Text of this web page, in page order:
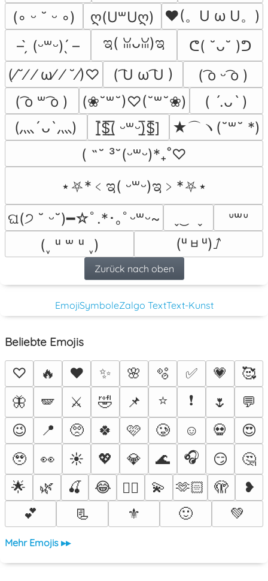
(◦ ᵕ ˘ ᵕ ◦)
ღ(U꒳Uღ)
♥(。U ω U。)
– ̗̀ (ᵕ꒳ᵕ) ̖́ –
ಇ( ꈍᴗꈍ)ಇ
ᕦ( ˘ᴗ˘ )ᕤ
(⁄˘⁄ ⁄ ω⁄ ⁄ ˘⁄)♡
( ͡U ω ͡U )
( ͡o ᵕ ͡o )
( ͡o ꒳ ͡o )
(❀˘꒳˘)♡(˘꒳˘❀)
( ˊ.ᴗˋ )
(灬´ᴗ`灬)
[̲̅$̲̅(̲̅ ᵕ꒳ᵕ)̲̅$̲̅]
★⌒ヽ(˘꒳˘ *)
( ˶˘ ³˘(ᵕ꒳ᵕ)*₊˚♡
⋆⛧*﹤ಇ( ᵕ꒳ᵕ)ಇ﹥*⛧⋆
ଘ(੭ ˘ ᵕ˘)━☆ﾟ.*･｡ﾟᵕ꒳ᵕ~
ᐡ꒳ᐡ
(˯ ᵘ ꒳ ᵘ ˯)
(ᵘᆸᵘ)⭜
Zurück nach oben
EmojiSymboleZalgo TextText-Kunst
Beliebte Emojis
♡ 🔥 ❤️ ✨ 🌸 🫧 ✅ 💗
🥰
🦋
🪽 ⚔️ 🤣 📌 ⭐ ❗ 🌷
💬
😉
📍 🥺 🍀 🩷 🥲 ☺️ 💀
😍
🥹
👀 ☀️ 💖 💎 🌊 🎧 😏
🤔
🌟
🌿 🍒 😂 ❤️‍🔥 💫 🫶🏻 🫣
❥
💕
📃 ⚜️ 🙂 💚
Mehr Emojis ▸▸